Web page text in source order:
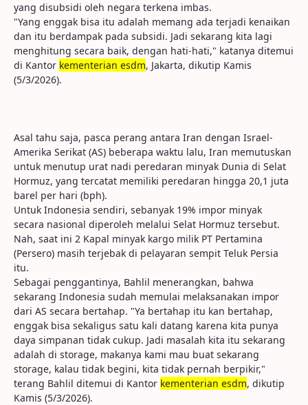
yang disubsidi oleh negara terkena imbas.
"Yang enggak bisa itu adalah memang ada terjadi kenaikan
dan itu berdampak pada subsidi. Jadi sekarang kita lagi
menghitung secara baik, dengan hati-hati," katanya ditemui
di Kantor kementerian esdm, Jakarta, dikutip Kamis
(5/3/2026).
Asal tahu saja, pasca perang antara Iran dengan Israel-
Amerika Serikat (AS) beberapa waktu lalu, Iran memutuskan
untuk menutup urat nadi peredaran minyak Dunia di Selat
Hormuz, yang tercatat memiliki peredaran hingga 20,1 juta
barel per hari (bph).
Untuk Indonesia sendiri, sebanyak 19% impor minyak
secara nasional diperoleh melalui Selat Hormuz tersebut.
Nah, saat ini 2 Kapal minyak kargo milik PT Pertamina
(Persero) masih terjebak di pelayaran sempit Teluk Persia
itu.
Sebagai penggantinya, Bahlil menerangkan, bahwa
sekarang Indonesia sudah memulai melaksanakan impor
dari AS secara bertahap. "Ya bertahap itu kan bertahap,
enggak bisa sekaligus satu kali datang karena kita punya
daya simpanan tidak cukup. Jadi masalah kita itu sekarang
adalah di storage, makanya kami mau buat sekarang
storage, kalau tidak begini, kita tidak pernah berpikir,"
terang Bahlil ditemui di Kantor kementerian esdm, dikutip
Kamis (5/3/2026).